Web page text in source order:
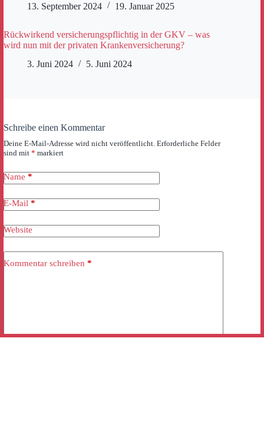
13. September 2024
19. Januar 2025
Rückwirkend versicherungspflichtig in der GKV – was
wird nun mit der privaten Krankenversicherung?
3. Juni 2024
5. Juni 2024
Schreibe einen Kommentar
Deine E-Mail-Adresse wird nicht veröffentlicht. Erforderliche Felder
sind mit * markiert
Name *
E-Mail *
Website
Kommentar schreiben *